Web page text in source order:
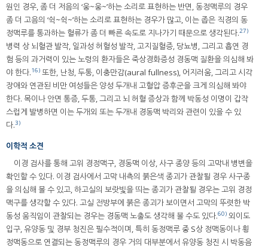
원인 경우, 좀 더 저음의 ‘웅~웅~’하는 소리로 표현하는 반면, 동정맥루의 경우
좀 더 고음의 ‘쉭~쉭~’하는 소리로 표현하는 경우가 많고, 이는 좁은 직경의 동
정맥루를 통과하는 혈류가 좀 더 빠른 속도로 지나가기 때문으로 생각된다.27)
병력 상 뇌혈관 발작, 일과성 허혈성 발작, 고지질혈증, 당뇨병, 그리고 흡연 경
험 등의 과거력이 있는 노령의 환자들은 죽상경화증성 경동맥 질환을 의심해 봐
야 한다.16) 또한, 난청, 두통, 이충만감(aural fullness), 어지러움, 그리고 시각
장애와 연관된 비만 여성들은 양성 두개내 고혈압 증후군을 크게 의심해 봐야
한다. 목이나 안면 통증, 두통, 그리고 뇌 허혈 증상과 함께 박동성 이명이 갑작
스럽게 발병하면 이는 두개외 또는 두개내 경동맥 박리와 관련이 있을 수 있
다.3)
이학적 소견
이경 검사를 통해 고위 경정맥구, 경동맥 이상, 사구 종양 등의 고막내 병변을
확인할 수 있다. 이경 검사에서 고막 내측의 붉은색 종괴가 관찰될 경우 사구종
을 의심해 볼 수 있고, 하고실의 보랏빛을 띄는 종괴가 관찰될 경우는 고위 경정
맥구를 생각할 수 있다. 고실 전방부에 붉은 종괴가 보이면서 고막의 뚜렷한 박
동성 움직임이 관찰되는 경우는 경동맥 노출도 생각해 볼 수도 있다.60) 외이도
입구, 유양동 및 경부 청진은 필수적이며, 특히 동정맥루 중 S상 정맥동이나 횡
정맥동으로 연결되는 동정맥루의 경우 거의 대부분에서 유양동 청진 시 박동음